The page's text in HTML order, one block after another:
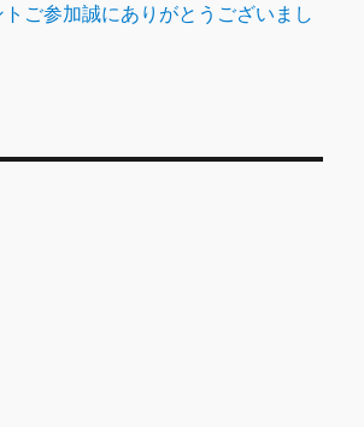
ご参加誠にありがとうございまし